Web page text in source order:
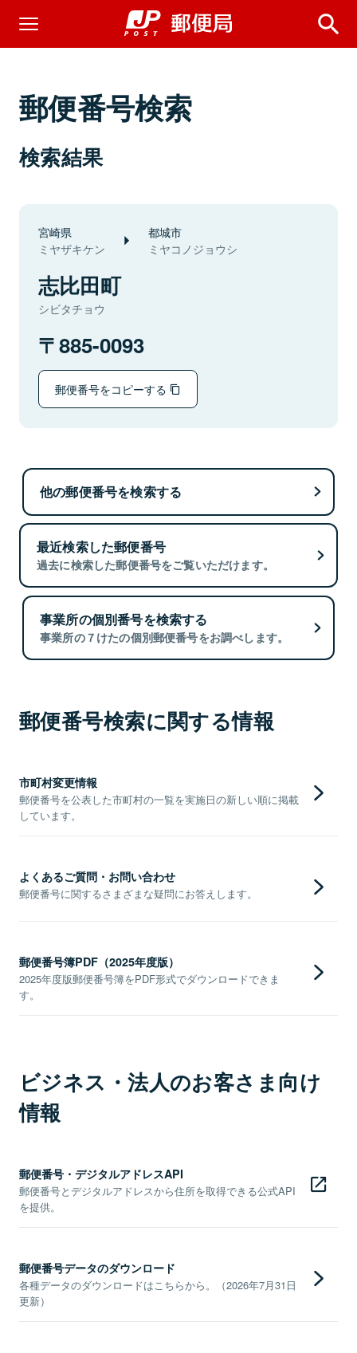
郵便番号検索
検索結果
宮崎県
ミヤザキケン
都城市
ミヤコノジョウシ
志比田町
シビタチョウ
885-0093
郵便番号をコピーする
他の郵便番号を検索する
最近検索した郵便番号
過去に検索した郵便番号をご覧いただけます。
事業所の個別番号を検索する
事業所の７けたの個別郵便番号をお調べします。
郵便番号検索に関する情報
市町村変更情報
郵便番号を公表した市町村の一覧を実施日の新しい順に掲載
しています。
よくあるご質問・お問い合わせ
郵便番号に関するさまざまな疑問にお答えします。
郵便番号簿PDF（2025年度版）
2025年度版郵便番号簿をPDF形式でダウンロードできま
す。
ビジネス・法人のお客さま向け
情報
郵便番号・デジタルアドレスAPI
郵便番号とデジタルアドレスから住所を取得できる公式API
を提供。
郵便番号データのダウンロード
各種データのダウンロードはこちらから。（2026年7月31日
更新）